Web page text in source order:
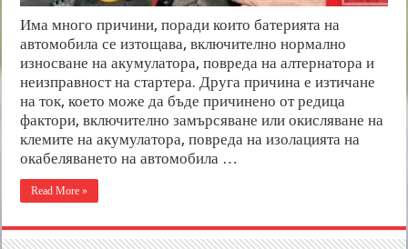
Има много причини, поради които батерията на
автомобила се изтощава, включително нормално
износване на акумулатора, повреда на алтернатора и
неизправност на стартера. Друга причина е изтичане
на ток, което може да бъде причинено от редица
фактори, включително замърсяване или окисляване на
клемите на акумулатора, повреда на изолацията на
окабеляването на автомобила …
Read More »